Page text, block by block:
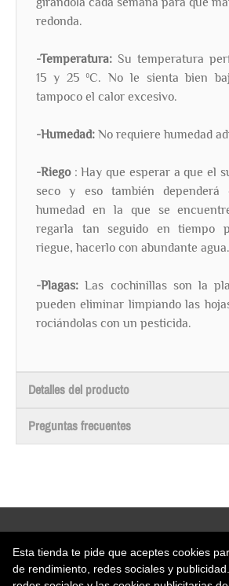
redonda.
-Temperatura: Su temperatura
15 y 25 ºC. No le sienta bien
tampoco el calor excesivo.
-Humedad: No requiere humedad
-Riego: Hay que esperar a que el
seco y eso también
humedad en la que se
regarla tan seguido en tiempo
riegue, hacerlo con abundante agua.
-Plagas:Las cochinillas son la
pueden eliminar limpiando las
rociándolas con un pesticida.
Detalles del producto
Preguntas frecuentes
Esta tienda te pide que aceptes cookies
de rendimiento, redes sociales y